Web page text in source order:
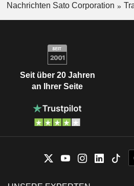
Nachrichten Sato Corporation
Seit über 20 Jahren
an Ihrer Seite